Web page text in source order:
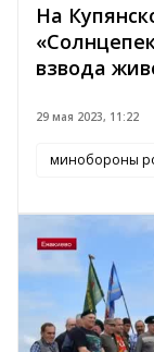
На
взвода
29 мая 2023, 11:22
минобороны